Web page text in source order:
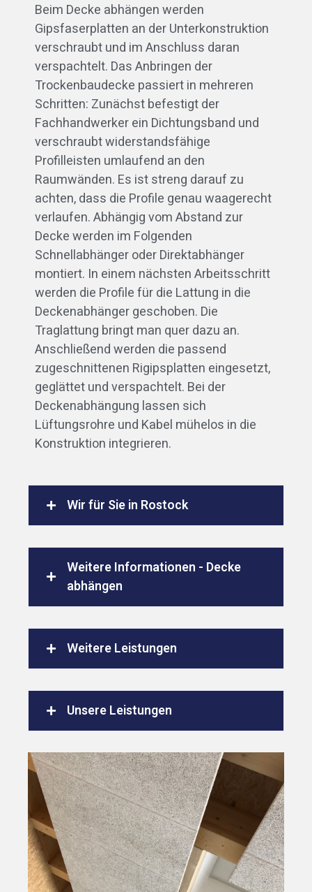
Beim Decke abhängen werden
Gipsfaserplatten an der Unterkonstruktion
verschraubt und im Anschluss daran
verspachtelt. Das Anbringen der
Trockenbaudecke passiert in mehreren
Schritten: Zunächst befestigt der
Fachhandwerker ein Dichtungsband und
verschraubt widerstandsfähige
Profilleisten umlaufend an den
Raumwänden. Es ist streng darauf zu
achten, dass die Profile genau waagerecht
verlaufen. Abhängig vom Abstand zur
Decke werden im Folgenden
Schnellabhänger oder Direktabhänger
montiert. In einem nächsten Arbeitsschritt
werden die Profile für die Lattung in die
Deckenabhänger geschoben. Die
Traglattung bringt man quer dazu an.
Anschließend werden die passend
zugeschnittenen Rigipsplatten eingesetzt,
geglättet und verspachtelt. Bei der
Deckenabhängung lassen sich
Lüftungsrohre und Kabel mühelos in die
Konstruktion integrieren.
Wir für Sie in Rostock
Weitere Informationen - Decke
abhängen
Weitere Leistungen
Unsere Leistungen